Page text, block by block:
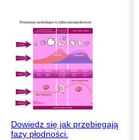
Dowiedz się jak przebiegają
fazy płodności.